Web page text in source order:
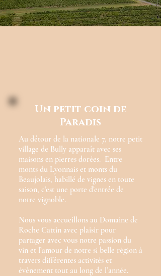
Un petit coin de
Paradis
Au détour de la nationale 7, notre petit
village de Bully apparaît avec ses
maisons en pierres dorées. Entre
monts du Lyonnais et monts du
Beaujolais, habillé de vignes en toute
saison, c’est une porte d’entrée de
notre vignoble.
Nous vous accueillons au Domaine de
Roche Cattin avec plaisir pour
partager avec vous notre passion du
vin et l’amour de notre si belle région à
travers différentes activités et
évènement tout au long de l’année.